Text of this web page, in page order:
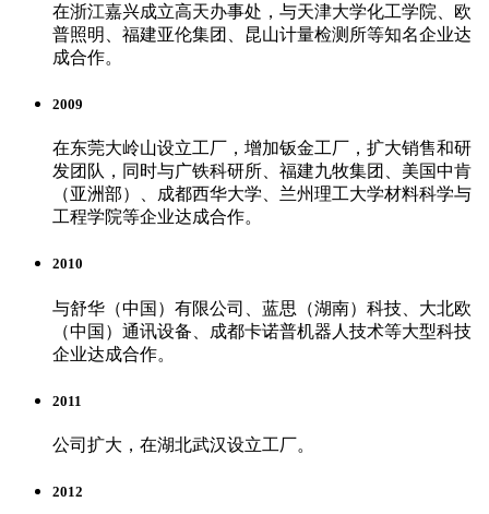
在浙江嘉兴成立高天办事处，与天津大学化工学院、欧
普照明、福建亚伦集团、昆山计量检测所等知名企业达
成合作。
2009
在东莞大岭山设立工厂，增加钣金工厂，扩大销售和研
发团队，同时与广铁科研所、福建九牧集团、美国中肯
（亚洲部）、成都西华大学、兰州理工大学材料科学与
工程学院等企业达成合作。
2010
与舒华（中国）有限公司、蓝思（湖南）科技、大北欧
（中国）通讯设备、成都卡诺普机器人技术等大型科技
企业达成合作。
2011
公司扩大，在湖北武汉设立工厂。
2012